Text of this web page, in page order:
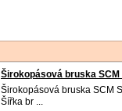
Širokopásová bruska SCM
Širokopásová bruska SCM
Šířka br ...